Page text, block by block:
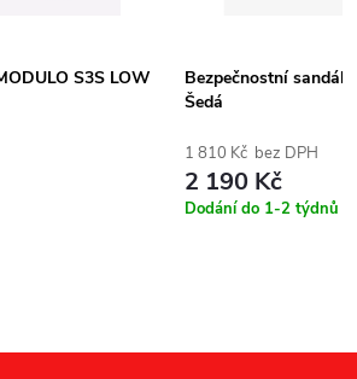
S3S LOW
Bezpečnostní
Šedá
1 810 Kč bez DPH
2 190 Kč
Dodání do 1-2 týdnů